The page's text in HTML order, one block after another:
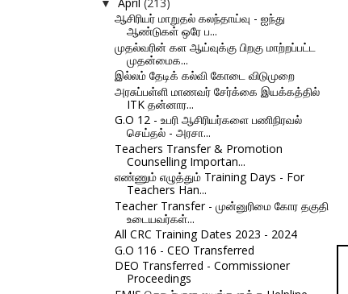
▼
ஆசிரியர் மாறுதல் கலந்தாய்வு - ஐந்து
ஆண்டுகள் ஒரே ப...
முதல்வரின் கள ஆய்வுக்கு பிறகு மாற்றப்பட்ட
முதன்மைக...
இல்லம் தேடிக் கல்வி கோடை விடுமுறை
அரசுப்பள்ளி மாணவர் சேர்க்கை இயக்கத்தில்
ITK தன்னார...
G.O 12 - உபரி ஆசிரியர்களை பணிநிரவல்
செய்தல் - அரசா...
Teachers Transfer & Promotion
Counselling Importan...
எண்ணும் எழுத்தும் Training Days - For
Teachers Han...
Teacher Transfer - முன்னுரிமை கோர தகுதி
உடையவர்கள்...
All CRC Training Dates 2023 - 2024
G.O 116 - CEO Transferred
DEO Transferred - Commissioner
Proceedings